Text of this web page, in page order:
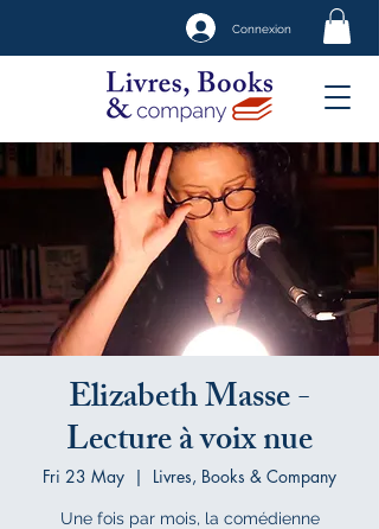
Connexion
Elizabeth Masse -
Lecture à voix nue
Fri 23 May
  |
Livres, Books & Company
Une fois par mois, la comédienne